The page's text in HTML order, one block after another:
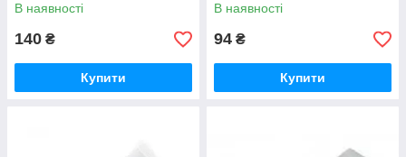
В наявності
140 ₴
Купити
В наявності
94 ₴
Купити